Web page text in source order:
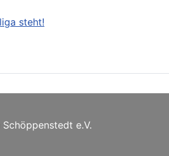
steht!
e.V.